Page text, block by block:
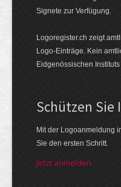
Signete zur Verfügung.
Logoregister.ch zeigt
Logo-Einträge. Kein
Eidgenössischen
Schützen Sie
Mit der Logo­an­meldung
Sie den ersten Schritt.
Jetzt anmelden